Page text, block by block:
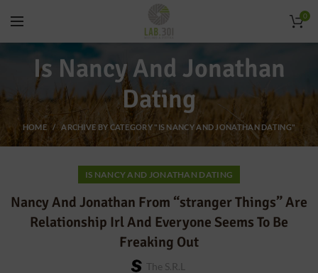
0
Is Nancy And Jonathan
Dating
HOME ARCHIVE BY CATEGORY "IS NANCY AND JONATHAN DATING"
IS NANCY AND JONATHAN DATING
Nancy And Jonathan From “stranger Things” Are
Relationship Irl And Everyone Seems To Be
Freaking Out
The S.r.l